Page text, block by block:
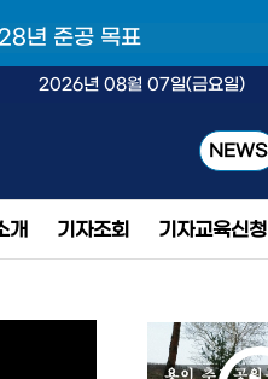
년 준공 목표
2026년 08월 07일(금요일)
NEWS
개 기자조회 기자교육신청